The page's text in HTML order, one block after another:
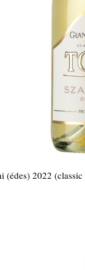
(édes) 2022